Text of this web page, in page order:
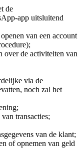
de
app uitsluitend
van een account
over de activiteiten van
via de
noch zal het
transacties;
van de klant;
of opnemen van geld